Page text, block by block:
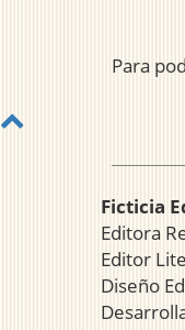
Para
Ficticia
Editora
Editor
Diseño